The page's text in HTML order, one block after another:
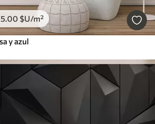
.00 $U/m²
y azul